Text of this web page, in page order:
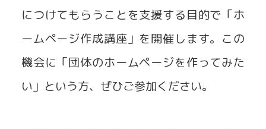
につけてもらうことを支援する目的で「ホ
ームページ作成講座」を開催します。この
機会に「団体のホームページを作ってみた
い」という方、ぜひご参加ください。